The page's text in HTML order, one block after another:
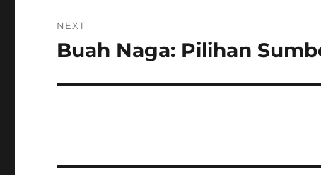
NEXT
Next
Buah Naga: Pilihan